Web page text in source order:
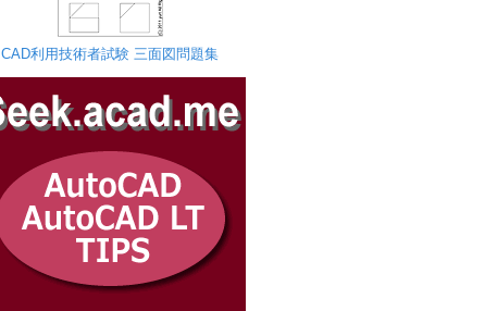
CAD利用技術者試験 三面図問題集